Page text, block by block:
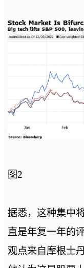
图2
据悉，这种集中
直是年复一年的
观点来自摩根士